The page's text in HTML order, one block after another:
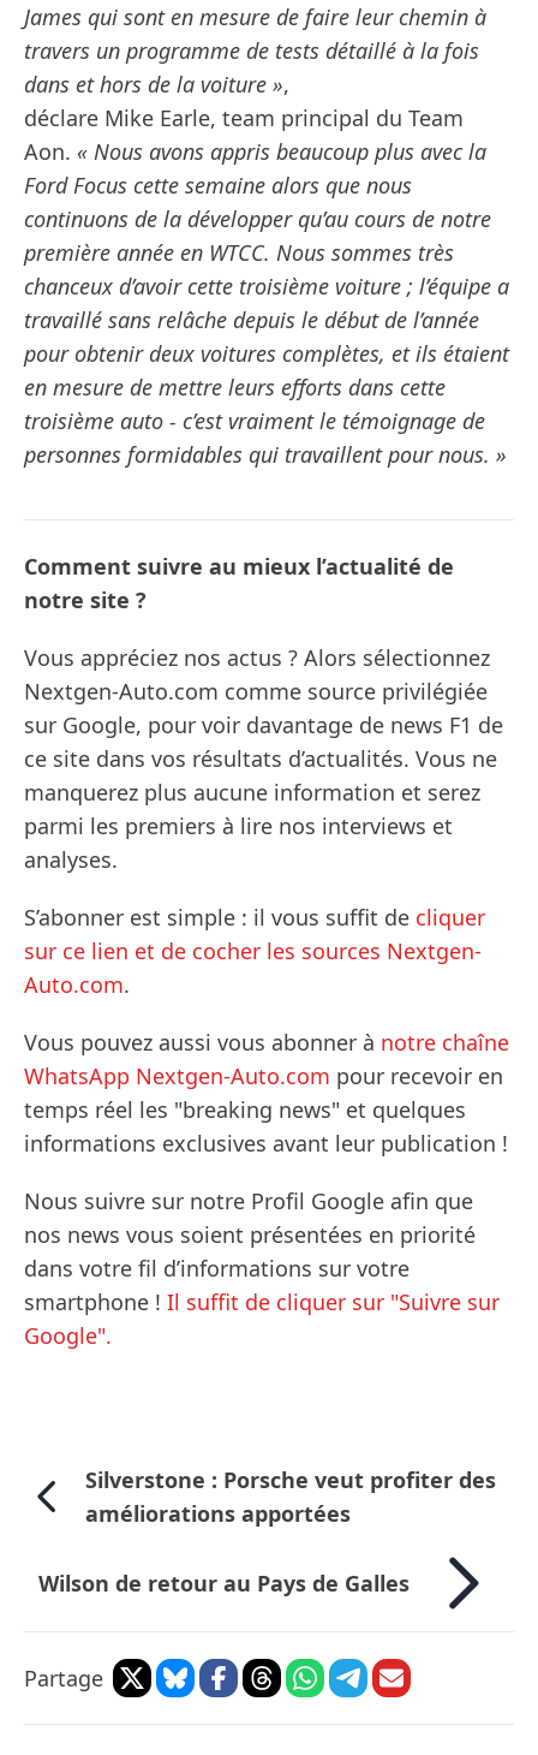
James qui sont en mesure de faire leur chemin à
travers un programme de tests détaillé à la fois
dans et hors de la voiture »,
déclare Mike Earle, team principal du Team
Aon. « Nous avons appris beaucoup plus avec la
Ford Focus cette semaine alors que nous
continuons de la développer qu’au cours de notre
première année en WTCC. Nous sommes très
chanceux d’avoir cette troisième voiture ; l’équipe a
travaillé sans relâche depuis le début de l’année
pour obtenir deux voitures complètes, et ils étaient
en mesure de mettre leurs efforts dans cette
troisième auto - c’est vraiment le témoignage de
personnes formidables qui travaillent pour nous. »
Comment suivre au mieux l’actualité de
notre site ?
Vous appréciez nos actus ? Alors sélectionnez
Nextgen-Auto.com comme source privilégiée
sur Google, pour voir davantage de news F1 de
ce site dans vos résultats d’actualités. Vous ne
manquerez plus aucune information et serez
parmi les premiers à lire nos interviews et
analyses.
S’abonner est simple : il vous suffit de cliquer
sur ce lien et de cocher les sources Nextgen-
Auto.com.
Vous pouvez aussi vous abonner à notre chaîne
WhatsApp Nextgen-Auto.com pour recevoir en
temps réel les "breaking news" et quelques
informations exclusives avant leur publication !
Nous suivre sur notre Profil Google afin que
nos news vous soient présentées en priorité
dans votre fil d’informations sur votre
smartphone ! Il suffit de cliquer sur "Suivre sur
Google".
Silverstone : Porsche veut profiter des
améliorations apportées
Wilson de retour au Pays de Galles
Partage